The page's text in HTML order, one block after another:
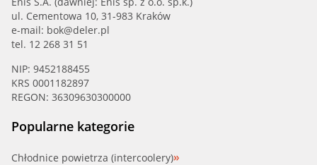
ul. Cementowa 10, 31-983 Kraków
e-mail: bok@deler.pl
tel. 12 268 31 51
NIP: 9452188455
KRS 0001182897
REGON: 36309630300000
Popularne kategorie
Chłodnice powietrza (intercoolery)